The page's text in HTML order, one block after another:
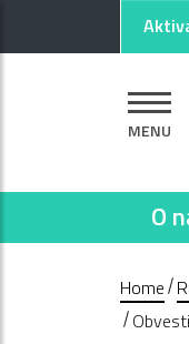
MENU
O
Home